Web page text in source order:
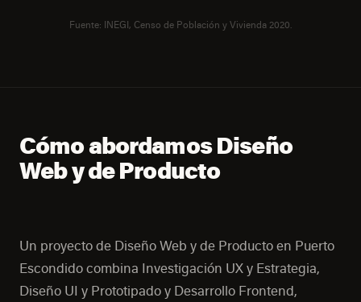
Fuente: INEGI, Censo de Población y Vivienda 2020.
Cómo abordamos Diseño
Web y de Producto
Un proyecto de Diseño Web y de Producto en Puerto
Escondido combina Investigación UX y Estrategia,
Diseño UI y Prototipado y Desarrollo Frontend,